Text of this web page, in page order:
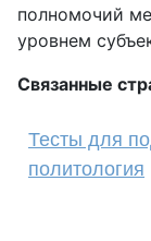
полномочий
уровнем
Связанные
Тесты для
политология